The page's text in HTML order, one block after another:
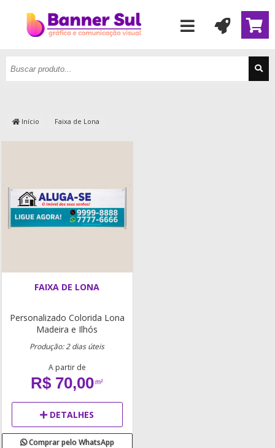
Início Faixa de Lona
FAIXA DE LONA
Personalizado Colorida Lona
Madeira e Ilhós
Produção: 2 dias úteis
A partir de
R$ 70,00m²
DETALHES
Comprar pelo WhatsApp